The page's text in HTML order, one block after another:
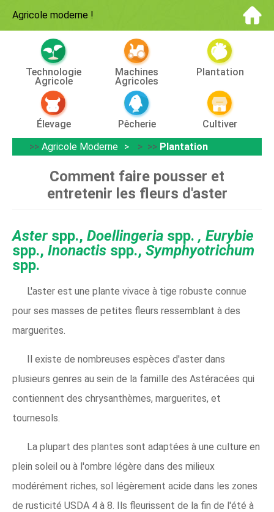
Agricole moderne !
Technologie
Agricole
Machines
Agricoles
Plantation
Élevage Pêcherie
Cultiver
>> Agricole Moderne > >> Plantation
Comment faire pousser et
entretenir les fleurs d'aster
Aster spp., Doellingeria spp. , Eurybie
spp., Inonactis spp., Symphyotrichum
spp.
L'aster est une plante vivace à tige robuste connue
pour ses masses de petites fleurs ressemblant à des
marguerites.
Il existe de nombreuses espèces d'aster dans
plusieurs genres au sein de la famille des Astéracées qui
contiennent des chrysanthèmes, marguerites, et
tournesols.
La plupart des plantes sont adaptées à une culture en
plein soleil ou à l'ombre légère dans des milieux
modérément riches, sol légèrement acide dans les zones
de rusticité USDA 4 à 8. Ils fleurissent de la fin de l'été à